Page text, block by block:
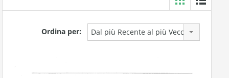
Ordina per: Dal più Recente al più Vecchio